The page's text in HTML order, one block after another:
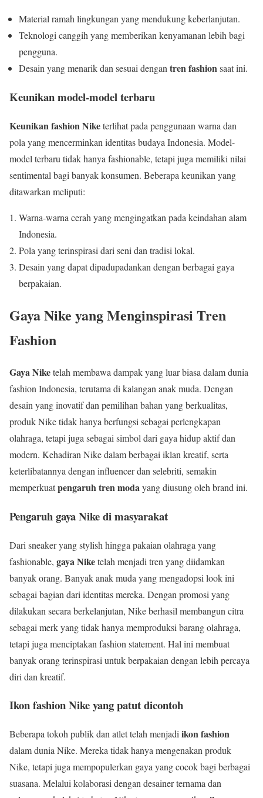
Material ramah lingkungan yang mendukung keberlanjutan.
Teknologi canggih yang memberikan kenyamanan lebih bagi
pengguna.
Desain yang menarik dan sesuai dengan tren fashionsaat ini.
Keunikan model-model terbaru
Keunikan fashion Niketerlihat pada penggunaan warna dan
pola yang mencerminkan identitas budaya Indonesia. Model-
model terbaru tidak hanya fashionable, tetapi juga memiliki nilai
sentimental bagi banyak konsumen. Beberapa keunikan yang
ditawarkan meliputi:
Warna-warna cerah yang mengingatkan pada keindahan alam
Indonesia.
Pola yang terinspirasi dari seni dan tradisi lokal.
Desain yang dapat dipadupadankan dengan berbagai gaya
berpakaian.
Gaya Nike yang Menginspirasi Tren
Fashion
Gaya Niketelah membawa dampak yang luar biasa dalam dunia
fashion Indonesia, terutama di kalangan anak muda. Dengan
desain yang inovatif dan pemilihan bahan yang berkualitas,
produk Nike tidak hanya berfungsi sebagai perlengkapan
olahraga, tetapi juga sebagai simbol dari gaya hidup aktif dan
modern. Kehadiran Nike dalam berbagai iklan kreatif, serta
keterlibatannya dengan influencer dan selebriti, semakin
memperkuatpengaruh tren modayang diusung oleh brand ini.
Pengaruh gaya Nike di masyarakat
Dari sneaker yang stylish hingga pakaian olahraga yang
fashionable, gaya Niketelah menjadi tren yang diidamkan
banyak orang. Banyak anak muda yang mengadopsi look ini
sebagai bagian dari identitas mereka. Dengan promosi yang
dilakukan secara berkelanjutan, Nike berhasil membangun citra
sebagai merk yang tidak hanya memproduksi barang olahraga,
tetapi juga menciptakan fashion statement. Hal ini membuat
banyak orang terinspirasi untuk berpakaian dengan lebih percaya
diri dan kreatif.
Ikon fashion Nike yang patut dicontoh
Beberapa tokoh publik dan atlet telah menjadi ikon fashion
dalam dunia Nike. Mereka tidak hanya mengenakan produk
Nike, tetapi juga mempopulerkan gaya yang cocok bagi berbagai
suasana. Melalui kolaborasi dengan desainer ternama dan